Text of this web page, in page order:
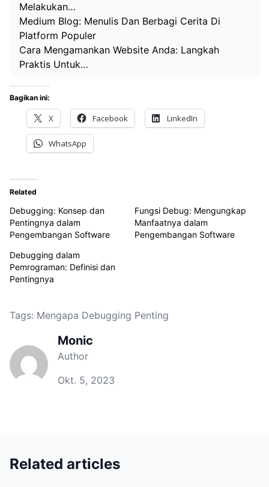
Melakukan…
Medium Blog: Menulis Dan Berbagi Cerita Di
Platform Populer
Cara Mengamankan Website Anda: Langkah
Praktis Untuk…
Bagikan ini:
X Facebook LinkedIn
WhatsApp
Related
Debugging: Konsep dan
Pentingnya dalam
Pengembangan Software
Fungsi Debug: Mengungkap
Manfaatnya dalam
Pengembangan Software
Debugging dalam
Pemrograman: Definisi dan
Pentingnya
Tags: Mengapa Debugging Penting
Monic
Author
Okt. 5, 2023
Related articles